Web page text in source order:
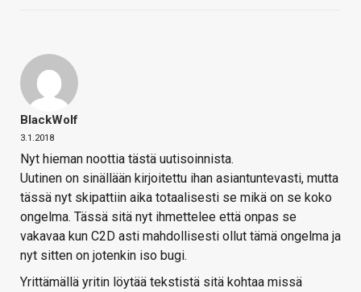
BlackWolf
3.1.2018
Nyt hieman noottia tästä uutisoinnista.
Uutinen on sinällään kirjoitettu ihan asiantuntevasti, mutta
tässä nyt skipattiin aika totaalisesti se mikä on se koko
ongelma. Tässä sitä nyt ihmettelee että onpas se
vakavaa kun C2D asti mahdollisesti ollut tämä ongelma ja
nyt sitten on jotenkin iso bugi.
Yrittämällä yritin löytää tekstistä sitä kohtaa missä